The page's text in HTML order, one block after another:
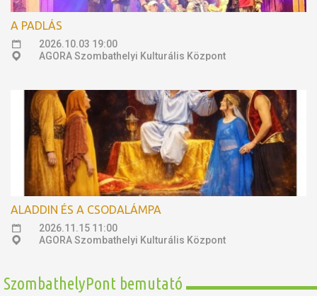
A PADLÁS
2026.10.03 19:00
AGORA Szombathelyi Kulturális Központ
ALADDIN ÉS A CSODALÁMPA
2026.11.15 11:00
AGORA Szombathelyi Kulturális Központ
SzombathelyPont bemutató